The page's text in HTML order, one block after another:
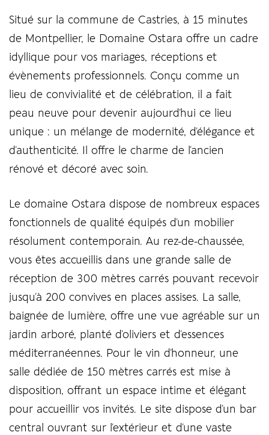
Situé sur la commune de Castries, à 15 minutes
de Montpellier, le Domaine Ostara offre un cadre
idyllique pour vos mariages, réceptions et
évènements professionnels. Conçu comme un
lieu de convivialité et de célébration, il a fait
peau neuve pour devenir aujourd’hui ce lieu
unique : un mélange de modernité, d’élégance et
d’authenticité. Il offre le charme de l’ancien
rénové et décoré avec soin.
Le domaine Ostara dispose de nombreux espaces
fonctionnels de qualité équipés d’un mobilier
résolument contemporain. Au rez-de-chaussée,
vous êtes accueillis dans une grande salle de
réception de 300 mètres carrés pouvant recevoir
jusqu’à 200 convives en places assises. La salle,
baignée de lumière, offre une vue agréable sur un
jardin arboré, planté d’oliviers et d’essences
méditerranéennes. Pour le vin d’honneur, une
salle dédiée de 150 mètres carrés est mise à
disposition, offrant un espace intime et élégant
pour accueillir vos invités. Le site dispose d’un bar
central ouvrant sur l’extérieur et d’une vaste